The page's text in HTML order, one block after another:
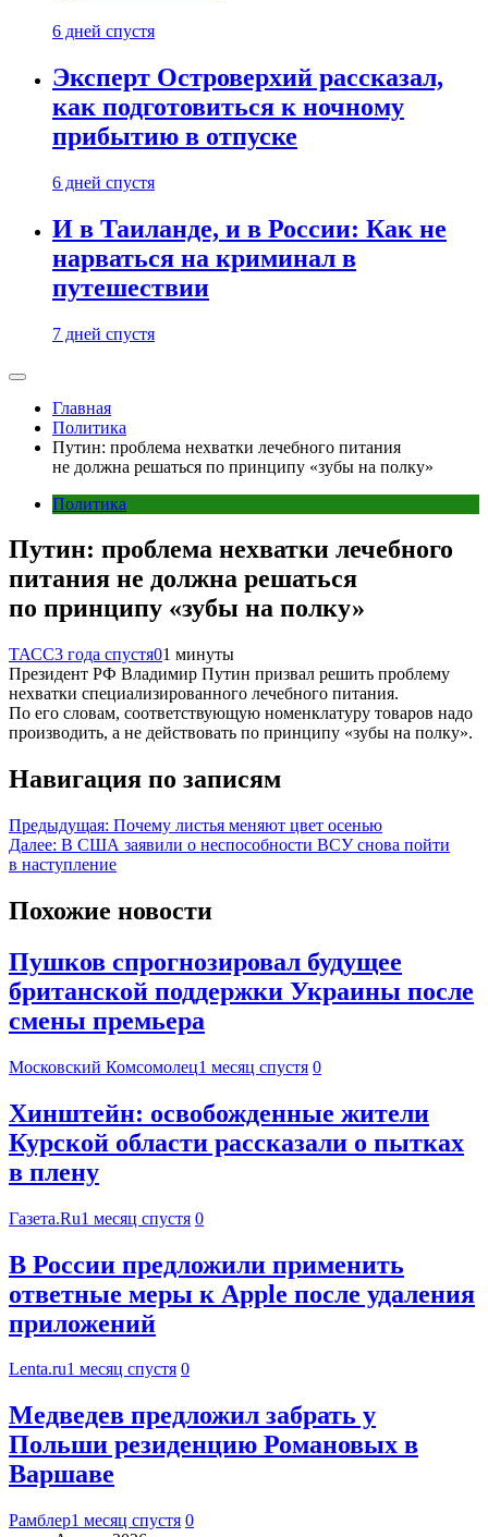
6 дней спустя
Эксперт Островерхий рассказал,
как подготовиться к ночному
прибытию в отпуске
6 дней спустя
И в Таиланде, и в России: Как не
нарваться на криминал в
путешествии
7 дней спустя
Главная
Политика
Путин: проблема нехватки лечебного питания
не должна решаться по принципу «зубы на полку»
Политика
Путин: проблема нехватки лечебного
питания не должна решаться
по принципу «зубы на полку»
ТАСС3 года спустя01 минуты
Президент РФ Владимир Путин призвал решить проблему
нехватки специализированного лечебного питания.
По его словам, соответствующую номенклатуру товаров надо
производить, а не действовать по принципу «зубы на полку».
Навигация по записям
Предыдущая: Почему листья меняют цвет осенью
Далее: В США заявили о неспособности ВСУ снова пойти
в наступление
Похожие новости
Пушков спрогнозировал будущее
британской поддержки Украины после
смены премьера
Московский Комсомолец1 месяц спустя 0
Хинштейн: освобожденные жители
Курской области рассказали о пытках
в плену
Газета.Ru1 месяц спустя 0
В России предложили применить
ответные меры к Apple после удаления
приложений
Lenta.ru1 месяц спустя 0
Медведев предложил забрать у
Польши резиденцию Романовых в
Варшаве
Рамблер1 месяц спустя 0